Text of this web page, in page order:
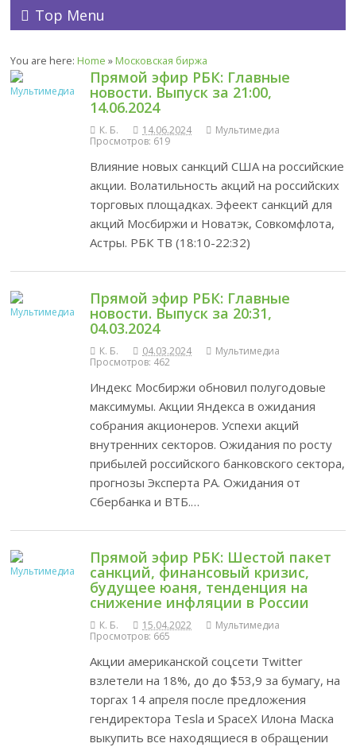
Top Menu
You are here: Home » Московская биржа
Прямой эфир РБК: Главные
новости. Выпуск за 21:00,
14.06.2024
К. Б. 14.06.2024
Мультимедиа
Просмотров: 619
Влияние новых санкций США на российские
акции. Волатильность акций на российских
торговых площадках. Эфеект санкций для
акций Мосбиржи и Новатэк, Совкомфлота,
Астры. РБК ТВ (18:10-22:32)
Прямой эфир РБК: Главные
новости. Выпуск за 20:31,
04.03.2024
К. Б. 04.03.2024
Мультимедиа
Просмотров: 462
Индекс Мосбиржи обновил полугодовые
максимумы. Акции Яндекса в ожидания
собрания акционеров. Успехи акций
внутренних секторов. Ожидания по росту
прибылей российского банковского сектора,
прогнозы Эксперта РА. Ожидания от
Сбербанка и ВТБ.…
Прямой эфир РБК: Шестой пакет
санкций, финансовый кризис,
будущее юаня, тенденция на
снижение инфляции в России
К. Б. 15.04.2022
Мультимедиа
Просмотров: 665
Акции американской соцсети Twitter
взлетели на 18%, до до $53,9 за бумагу, на
торгах 14 апреля после предложения
гендиректора Tesla и SpaceX Илона Маска
выкупить все находящиеся в обращении